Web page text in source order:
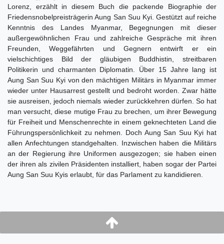
Lorenz, erzählt in diesem Buch die packende Biographie der
Friedensnobelpreisträgerin Aung San Suu Kyi. Gestützt auf reiche
Kenntnis des Landes Myanmar, Begegnungen mit dieser
außergewöhnlichen Frau und zahlreiche Gespräche mit ihren
Freunden, Weggefährten und Gegnern entwirft er ein
vielschichtiges Bild der gläubigen Buddhistin, streitbaren
Politikerin und charmanten Diplomatin. Über 15 Jahre lang ist
Aung San Suu Kyi von den mächtigen Militärs in Myanmar immer
wieder unter Hausarrest gestellt und bedroht worden. Zwar hätte
sie ausreisen, jedoch niemals wieder zurückkehren dürfen. So hat
man versucht, diese mutige Frau zu brechen, um ihrer Bewegung
für Freiheit und Menschenrechte in einem geknechteten Land die
Führungspersönlichkeit zu nehmen. Doch Aung San Suu Kyi hat
allen Anfechtungen standgehalten. Inzwischen haben die Militärs
an der Regierung ihre Uniformen ausgezogen; sie haben einen
der ihren als zivilen Präsidenten installiert, haben sogar der Partei
Aung San Suu Kyis erlaubt, für das Parlament zu kandidieren.